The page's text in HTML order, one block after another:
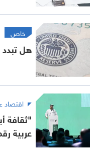
خاص
هل تبدد
اقتصاد
"ثقافة
عربية